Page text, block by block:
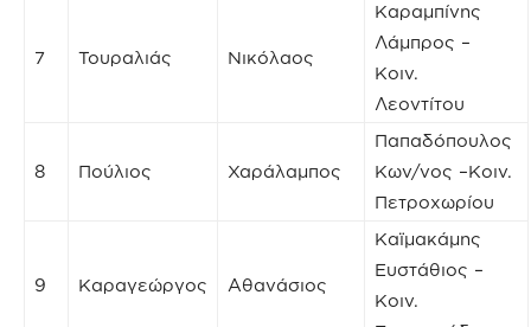
7 Τουραλιάς Νικόλαος
Καραμπίνης
Λάμπρος –
Κοιν.
Λεοντίτου
8 Πούλιος Χαράλαμπος
Παπαδόπουλος
Κων/νος –Κοιν.
Πετροχωρίου
9 Καραγεώργος Αθανάσιος
Καϊμακάμης
Ευστάθιος –
Κοιν.